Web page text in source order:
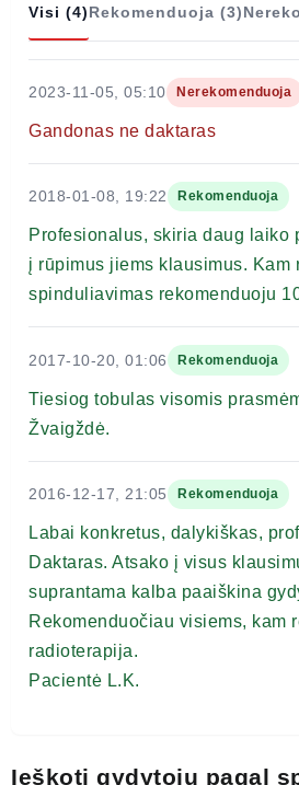
Visi (4)Rekomenduoja (3)
2023-11-05, 05:10 Nerekomenduoja
Gandonas ne daktaras
2018-01-08, 19:22 Rekomenduoja
Profesionalus, skiria daug laiko
į rūpimus jiems klausimus. Kam
spinduliavimas rekomenduoju
2017-10-20, 01:06 Rekomenduoja
Tiesiog tobulas visomis
Žvaigždė.
2016-12-17, 21:05 Rekomenduoja
Labai konkretus, dalykiškas,
Daktaras. Atsako į visus
suprantama kalba paaiškina
Rekomenduočiau visiems, kam
radioterapija.
Pacientė L.K.
Ieškoti gydytojų pagal